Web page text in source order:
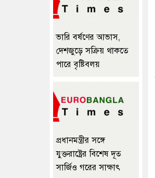
ভারি বর্ষণের আভাস,
দেশজুড়ে সক্রিয় থাকতে
পারে বৃষ্টিবলয়
প্রধানমন্ত্রীর সঙ্গে
যুক্তরাষ্ট্রের বিশেষ দূত
সার্জিও গরের সাক্ষাৎ